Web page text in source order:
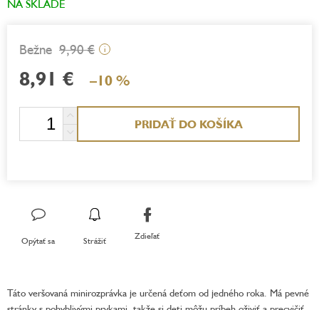
NA SKLADE
9,90 € i
8,91 € –10 %
PRIDAŤ DO KOŠÍKA
Opýtať sa Strážiť Zdieľať
Táto veršovaná minirozprávka je určená deťom od jedného roka. Má pevné